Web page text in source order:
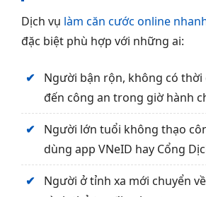
Dịch vụ làm căn cước online
đặc biệt phù hợp với những ai:
Người bận rộn, không có thời
đến công an trong giờ hành
Người lớn tuổi không thạo
dùng app VNeID hay Cổng
Người ở tỉnh xa mới chuyển